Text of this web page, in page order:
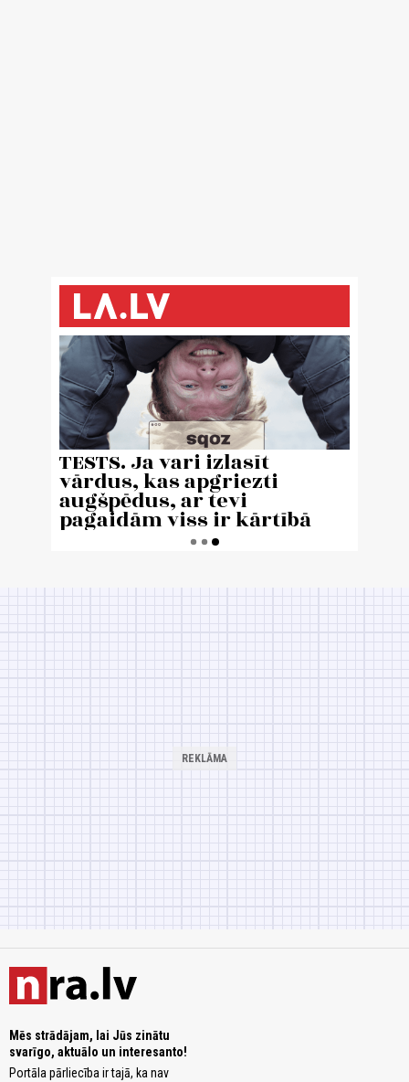
Mēs strādājam, lai Jūs zinātu
svarīgo, aktuālo un interesanto!
Portāla pārliecība ir tajā, ka nav